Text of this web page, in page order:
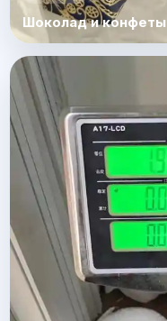
Шоколад и конфеты